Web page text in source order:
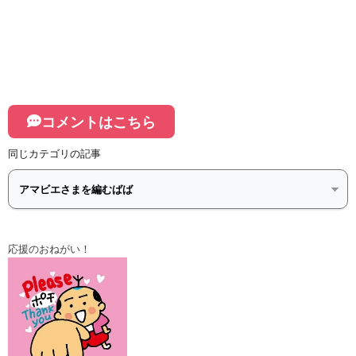
コメントはこちら
同じカテゴリの記事
応援のおねがい！